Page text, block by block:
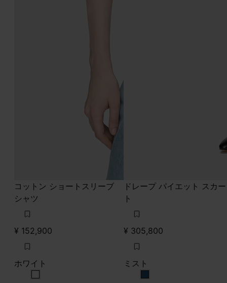
コットン ショートスリーブ
シャツ
¥ 152,900
ホワイト
ホワイト
ドレープ パイエット スカー
ト
¥ 305,800
ミスト
ミスト